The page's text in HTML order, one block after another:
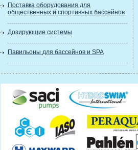
Поставка оборудования для
общественных и спортивных бассейнов
Дозирующие системы
Павильоны для бассейнов и SPA